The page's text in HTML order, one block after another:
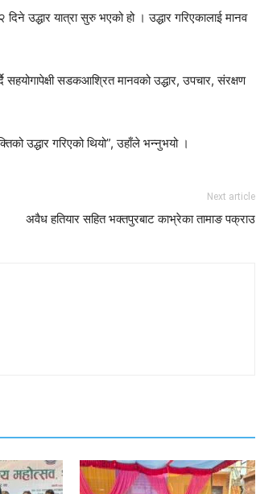
उद्धार यात्रा सुरु भएको हो । उद्धार गरिएकालाई मानव
सडकआश्रित मानवको उद्धार, उपचार, संरक्षण
उद्धार गरिएको थियो”, उहाँले भन्नुभयो ।
Next article
अवैध हतियार सहित भक्तपुरबाट काभ्रेका तामाङ पक्राउ